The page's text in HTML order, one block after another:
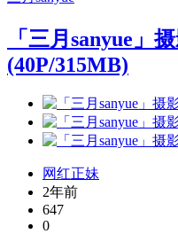
「三月sanyue」
(40P/315MB)
网红正妹
2年前
647
0